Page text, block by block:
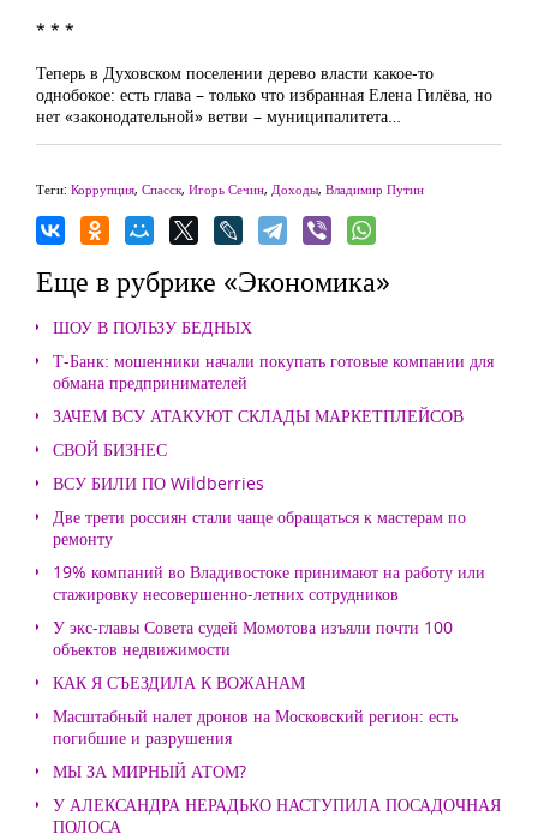
* * *
Теперь в Духовском поселении дерево власти какое-то
однобокое: есть глава – только что избранная Елена Гилёва, но
нет «законодательной» ветви – муниципалитета…
Теги: Коррупция, Спасск, Игорь Сечин, Доходы, Владимир Путин
Еще в рубрике «Экономика»
ШОУ В ПОЛЬЗУ БЕДНЫХ
Т-Банк: мошенники начали покупать готовые компании для
обмана предпринимателей
ЗАЧЕМ ВСУ АТАКУЮТ СКЛАДЫ МАРКЕТПЛЕЙСОВ
СВОЙ БИЗНЕС
ВСУ БИЛИ ПО Wildberries
Две трети россиян стали чаще обращаться к мастерам по
ремонту
19% компаний во Владивостоке принимают на работу или
стажировку несовершенно-летних сотрудников
У экс-главы Совета судей Момотова изъяли почти 100
объектов недвижимости
КАК Я СЪЕЗДИЛА К ВОЖАНАМ
Масштабный налет дронов на Московский регион: есть
погибшие и разрушения
МЫ ЗА МИРНЫЙ АТОМ?
У АЛЕКСАНДРА НЕРАДЬКО НАСТУПИЛА ПОСАДОЧНАЯ
ПОЛОСА